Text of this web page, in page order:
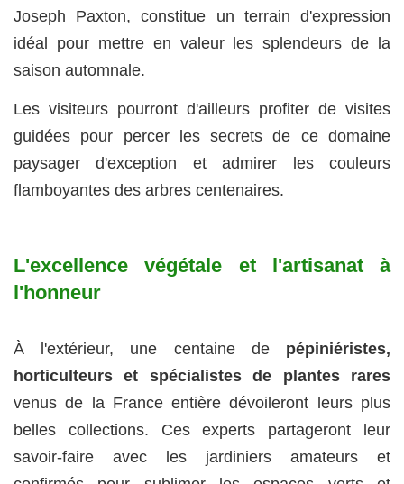
Joseph Paxton, constitue un terrain d'expression
idéal pour mettre en valeur les splendeurs de la
saison automnale.
Les visiteurs pourront d'ailleurs profiter de visites
guidées pour percer les secrets de ce domaine
paysager d'exception et admirer les couleurs
flamboyantes des arbres centenaires.
L'excellence végétale et l'artisanat à
l'honneur
À l'extérieur, une centaine de pépiniéristes,
horticulteurs et spécialistes de plantes rares
venus de la France entière dévoileront leurs plus
belles collections. Ces experts partageront leur
savoir-faire avec les jardiniers amateurs et